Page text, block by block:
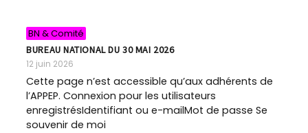
BN & Comité
BUREAU NATIONAL DU 30 MAI 2026
12 juin 2026
Cette page n’est accessible qu’aux adhérents de
l’APPEP. Connexion pour les utilisateurs
enregistrésIdentifiant ou e-mailMot de passe Se
souvenir de moi